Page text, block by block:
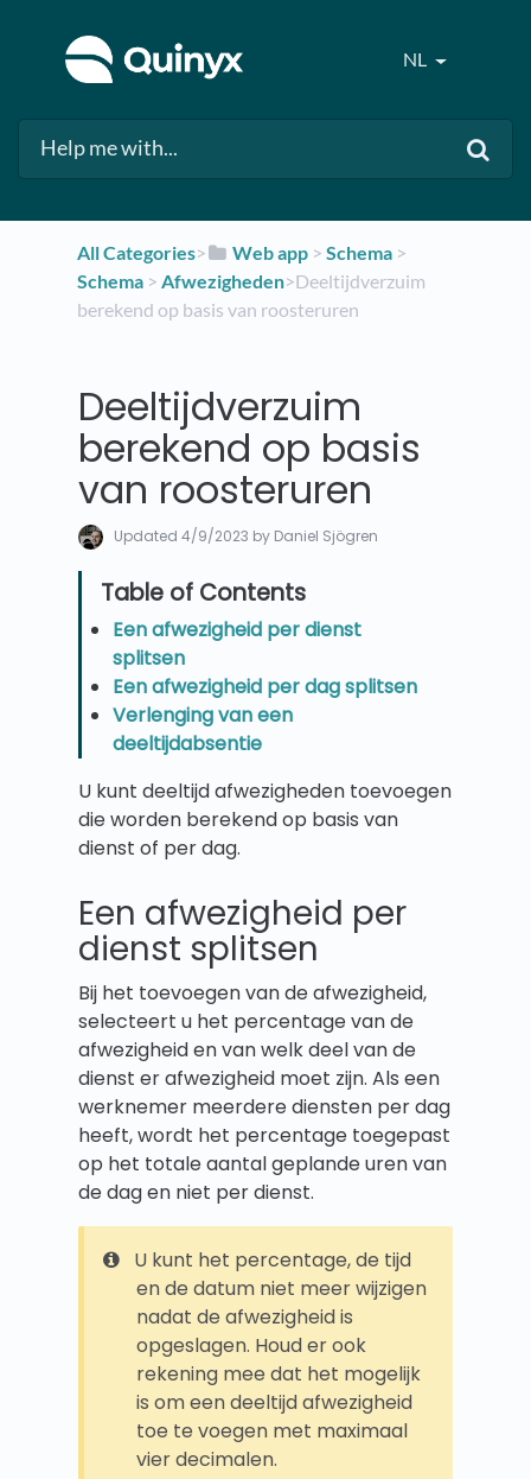
NL
All Categories​>​ ​Web app ​ > ​​Schema ​ > ​
Schema​ > ​ ​Afwezigheden​>​ Deeltijdverzuim
berekend op basis van roosteruren
Deeltijdverzuim
berekend op basis
van roosteruren
Updated 4/9/2023 by Daniel Sjögren
Een afwezigheid per dienst
splitsen
Een afwezigheid per dag splitsen
Verlenging van een
deeltijdabsentie
U kunt deeltijd afwezigheden toevoegen
die worden berekend op basis van
dienst of per dag.
Een afwezigheid per
dienst splitsen
Bij het toevoegen van de afwezigheid,
selecteert u het percentage van de
afwezigheid en van welk deel van de
dienst er afwezigheid moet zijn. Als een
werknemer meerdere diensten per dag
heeft, wordt het percentage toegepast
op het totale aantal geplande uren van
de dag en niet per dienst.
U kunt het percentage, de tijd
en de datum niet meer wijzigen
nadat de afwezigheid is
opgeslagen. Houd er ook
rekening mee dat het mogelijk
is om een deeltijd afwezigheid
toe te voegen met maximaal
vier decimalen.